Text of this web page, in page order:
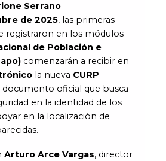
Serrano
de 2025, las primeras
registraron en los módulos
de Población e
comenzarán a recibir en
la nueva CURP
documento oficial que busca
en la identidad de los
en la localización de
Arturo Arce Vargas, director